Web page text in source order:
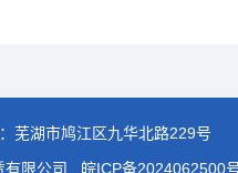
芜湖市鸠江区九华北路229号
限公司
皖ICP备2024062500